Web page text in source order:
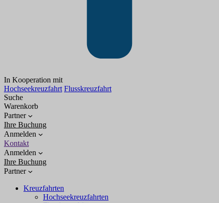
In Kooperation mit
Hochseekreuzfahrt Flusskreuzfahrt
Suche
Warenkorb
Partner
Ihre Buchung
Anmelden
Kontakt
Anmelden
Ihre Buchung
Partner
Kreuzfahrten
Hochseekreuzfahrten